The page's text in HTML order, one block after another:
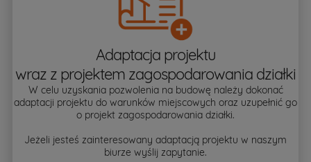
Adaptacja projektu
wraz z projektem zagospodarowania działki
W celu uzyskania pozwolenia na budowę należy dokonać
adaptacji projektu do warunków miejscowych oraz uzupełnić go
o projekt zagospodarowania działki.
Jeżeli jesteś zainteresowany adaptacją projektu w naszym
biurze wyślij zapytanie.